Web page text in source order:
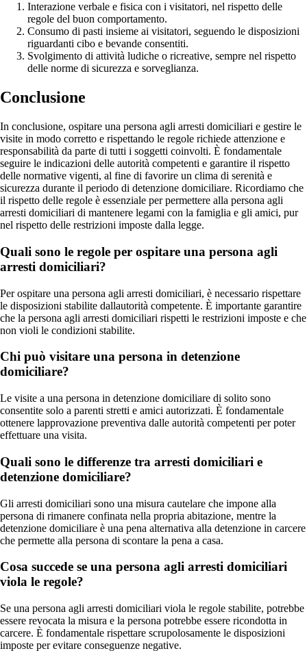
Interazione verbale e fisica con i visitatori, nel rispetto delle
regole del buon comportamento.
Consumo di pasti insieme ai visitatori, seguendo le disposizioni
riguardanti cibo e bevande consentiti.
Svolgimento di attività ludiche o ricreative, sempre nel rispetto
delle norme di sicurezza e sorveglianza.
Conclusione
In conclusione, ospitare una persona agli arresti domiciliari e gestire le
visite in modo corretto e rispettando le regole richiede attenzione e
responsabilità da parte di tutti i soggetti coinvolti. È fondamentale
seguire le indicazioni delle autorità competenti e garantire il rispetto
delle normative vigenti, al fine di favorire un clima di serenità e
sicurezza durante il periodo di detenzione domiciliare. Ricordiamo che
il rispetto delle regole è essenziale per permettere alla persona agli
arresti domiciliari di mantenere legami con la famiglia e gli amici, pur
nel rispetto delle restrizioni imposte dalla legge.
Quali sono le regole per ospitare una persona agli
arresti domiciliari?
Per ospitare una persona agli arresti domiciliari, è necessario rispettare
le disposizioni stabilite dallautorità competente. È importante garantire
che la persona agli arresti domiciliari rispetti le restrizioni imposte e che
non violi le condizioni stabilite.
Chi può visitare una persona in detenzione
domiciliare?
Le visite a una persona in detenzione domiciliare di solito sono
consentite solo a parenti stretti e amici autorizzati. È fondamentale
ottenere lapprovazione preventiva dalle autorità competenti per poter
effettuare una visita.
Quali sono le differenze tra arresti domiciliari e
detenzione domiciliare?
Gli arresti domiciliari sono una misura cautelare che impone alla
persona di rimanere confinata nella propria abitazione, mentre la
detenzione domiciliare è una pena alternativa alla detenzione in carcere
che permette alla persona di scontare la pena a casa.
Cosa succede se una persona agli arresti domiciliari
viola le regole?
Se una persona agli arresti domiciliari viola le regole stabilite, potrebbe
essere revocata la misura e la persona potrebbe essere ricondotta in
carcere. È fondamentale rispettare scrupolosamente le disposizioni
imposte per evitare conseguenze negative.